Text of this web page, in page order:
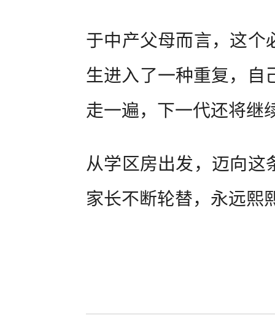
于中产父母而言，这个
生进入了一种重复，自
走一遍，下一代还将
从学区房出发，迈向这
家长不断轮替，永远熙